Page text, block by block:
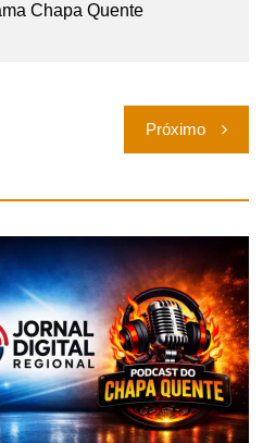
Chapa Quente
Próximo